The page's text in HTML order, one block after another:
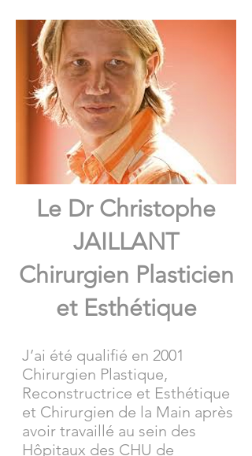
Le Dr Christophe
JAILLANT
Chirurgien Plasticien
et Esthétique
J’ai été qualifié en 2001
Chirurgien Plastique,
Reconstructrice et Esthétique
et Chirurgien de la Main après
avoir travaillé au sein des
Hôpitaux des CHU de